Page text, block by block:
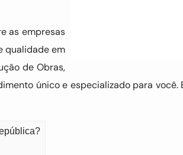
as empresas
qualidade em
de Obras,
único e especializado para